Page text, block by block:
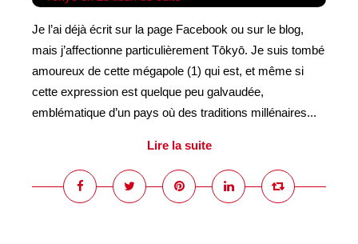
Je l’ai déjà écrit sur la page Facebook ou sur le blog,
mais j’affectionne particulièrement Tōkyō. Je suis tombé
amoureux de cette mégapole (1) qui est, et même si
cette expression est quelque peu galvaudée,
emblématique d’un pays où des traditions millénaires...
Lire la suite